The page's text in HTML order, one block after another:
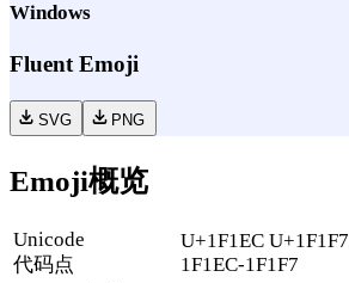
Windows
Fluent Emoji
SVG PNG
Emoji概览
Unicode
代码点
U+1F1EC U+1F1F7
1F1EC-1F1F7